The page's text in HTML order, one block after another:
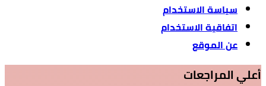
سياسة الاستخدام
اتفاقية الاستخدام
عن الموقع
أعلي المراجعات